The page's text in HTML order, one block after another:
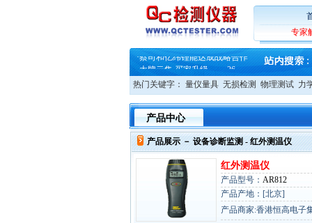
专家
铸就AI服务器质量动脉 – 高
铸就AI服务器质量动脉 – 高
ZEISS BOSELLO ADR 让内部缺
·蔡司和亿纬锂能达成战略合作
·大牌云集 买家升级 ——26
热门关键字： 量仪量具 无损检测 物理测试 力
产品中心
产品展示 － 设备诊断监测- 红外测温仪
红外测温仪
产品型号： AR812
产品产地：[北京]
产品商家:香港恒高电子